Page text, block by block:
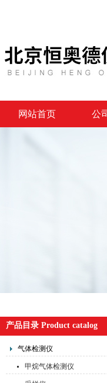
网站首页 公
产品目录 Product catalog
气体检测仪
甲烷气体检测仪